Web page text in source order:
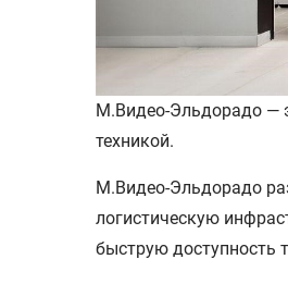
М.Видео-Эльдорадо —
техникой.
М.Видео-Эльдорадо
логистическую
быструю доступность